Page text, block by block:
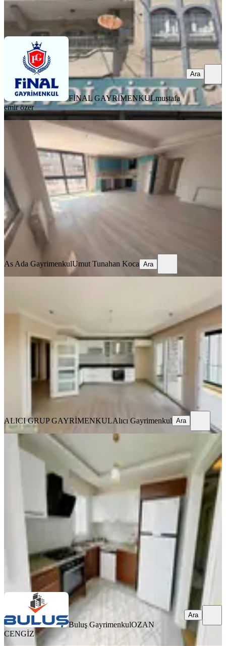
FİNAL GAYRİMENKUL mustafa emir özer
Ara
FİNAL GAYRİMENKULmustafa
emir özer
Ara
Adana Seyhan Kiralık 3+1 Havuzlu
Site İçinde Daire
Seyhan, Mithatpaşa Mahallesi
3+1·135 m²· 12. Kat· 06.08.2026
30.000 ₺
As Ada Gayrimenkul
Ara
As Ada GayrimenkulUmut Tunahan Koca Ara
3+1·135 m²·10. Kat·06.08.2026
34.000 ₺
ALICI GRUP GAYRİMENKULAlıcı Gayrimenkul
ALICI GRUP GAYRİMENKULAlıcı Gayrimenkul Ara
YENİ
Gürselpaşa'da Geniş K.mutfak D.gazlı
2+1 Full Eşyalı Depozitosuz
Seyhan, Gürselpaşa Mahallesi
2+1·110 m²·5. Kat 06.08.2026
31.000 ₺
Buluş GayrimenkulOZAN CENGİZ
Buluş GayrimenkulOZAN
CENGİZ
Ara